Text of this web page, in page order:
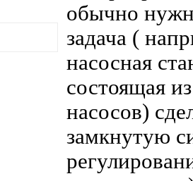
обычно
задача (
насосная
состоящая
насосов)
замкнутую